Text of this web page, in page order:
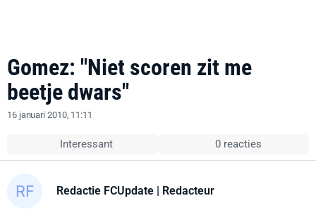
Gomez: "Niet scoren zit me
beetje dwars"
16 januari 2010, 11:11
Interessant 0 reacties
Redactie FCUpdate | Redacteur